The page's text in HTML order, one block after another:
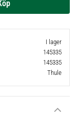
I lager
145335
145335
Thule